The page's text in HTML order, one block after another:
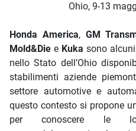
Ohio, 9-13
Honda America, GM
Mold&Die e Kuka sono
nello Stato dell’Ohio
stabilimenti aziende
settore automotive e
questo contesto si propone
per conoscere le